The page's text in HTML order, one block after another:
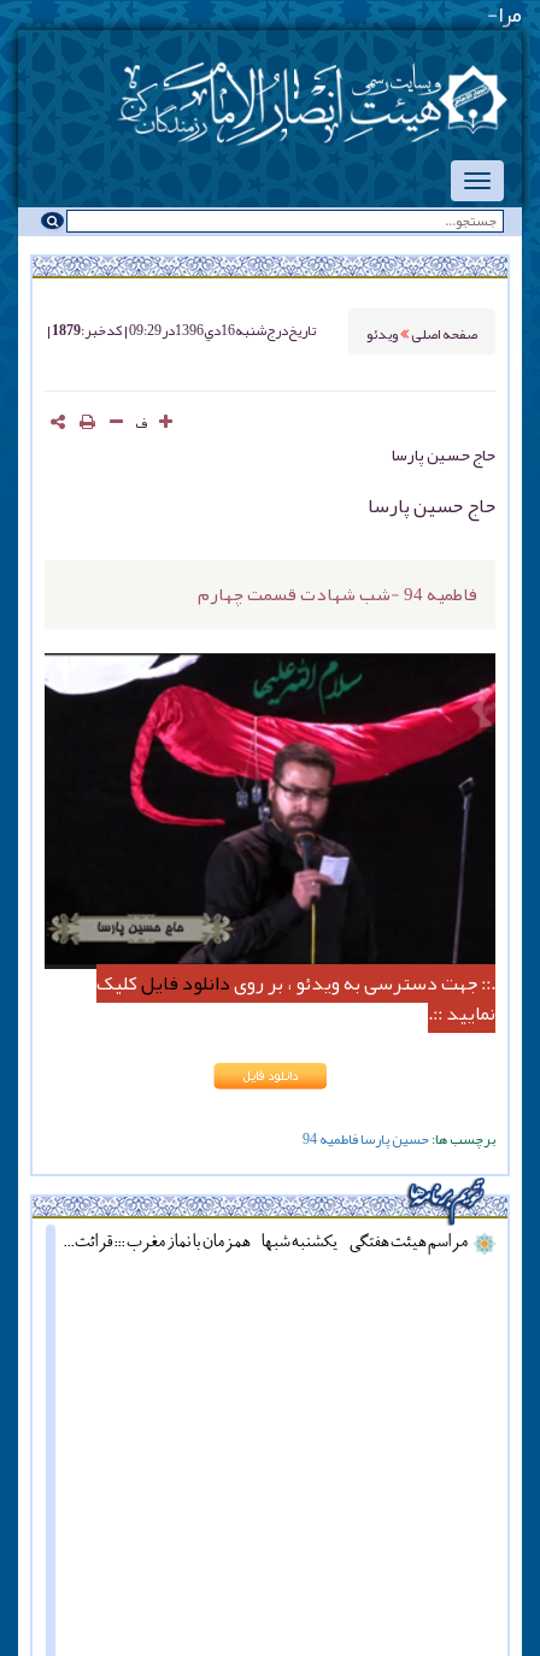
مراسم هیئت-
صفحه اصلی ویدئو تاریخ درجشنبه 16 دي 1396 در 09:29 کد خبر : 1879
ف
حاج حسین پارسا
حاج حسین پارسا
فاطمیه 94 -شب شهادت قسمت چهارم
.:: جهت دسترسی به ویدئو ، بر رویدانلود فایلکلیک
نمایید ::.
برچسب ها:حسین پارسافاطمیه94
مراسم هیئت هفتگی - یکشنبه شبها - همزمان با نماز مغرب ::: قرائت دعای آل یاسین - پنج شنبه ها قبل از اذان مغرب ::: همه روزه نماز جماعت مغرب و عشاء برگزار میشود